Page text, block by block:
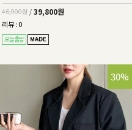
46,900원 / 39,800원
리뷰 : 0
30%